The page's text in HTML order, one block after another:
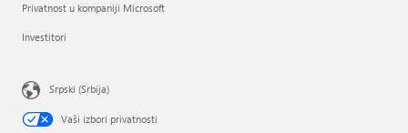
Privatnost u kompaniji Microsoft
Investitori
Srpski (Srbija)
Vaši izbori privatnosti